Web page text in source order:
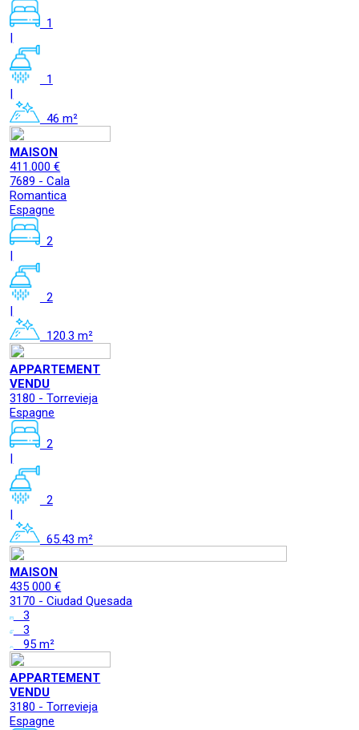
1
|
1
|
46 m²
MAISON
411.000 €
7689 - Cala
Romantica
Espagne
2
|
2
|
120.3 m²
APPARTEMENT
VENDU
3180 - Torrevieja
Espagne
2
|
2
|
65.43 m²
MAISON
435 000 €
3170 - Ciudad Quesada
3
3
95 m²
APPARTEMENT
VENDU
3180 - Torrevieja
Espagne